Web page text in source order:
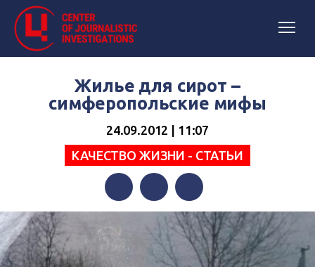
Жилье для сирот –
симферопольские мифы
24.09.2012 | 11:07
КАЧЕСТВО ЖИЗНИ - СТАТЬИ
FacebookTwitterTelegram